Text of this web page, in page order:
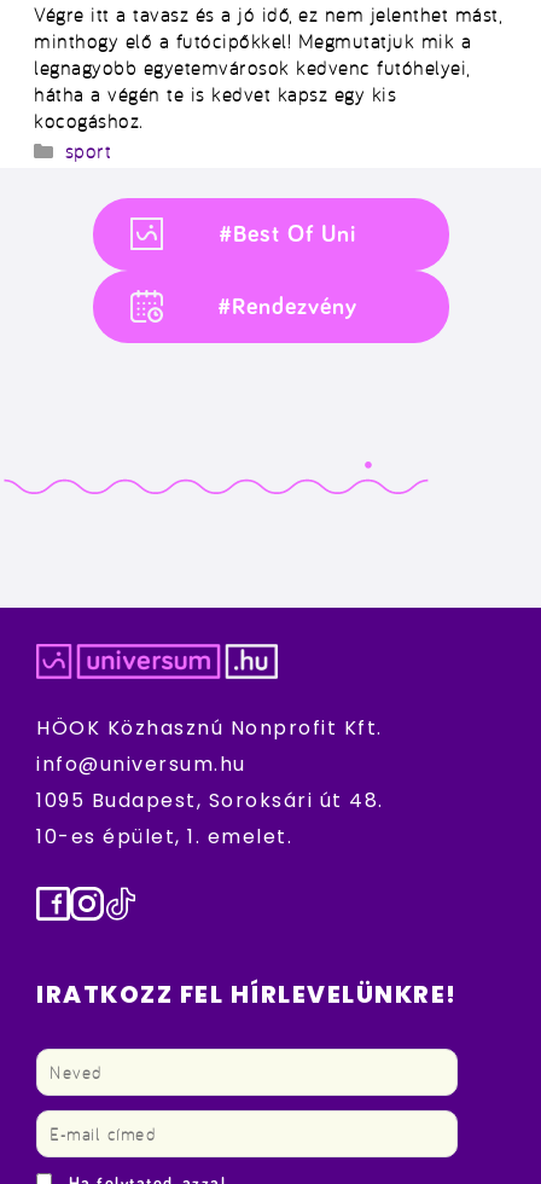
Végre itt a tavasz és a jó idő, ez nem jelenthet mást,
minthogy elő a futócipőkkel! Megmutatjuk mik a
legnagyobb egyetemvárosok kedvenc futóhelyei,
hátha a végén te is kedvet kapsz egy kis
kocogáshoz.
Kategória
sport
#Best Of Uni
#Rendezvény
HÖOK Közhasznú Nonprofit Kft.
info@universum.hu
1095 Budapest, Soroksári út 48.
10-es épület, 1. emelet.
Facebook
Instagram
TikTok
IRATKOZZ FEL HÍRLEVELÜNKRE!